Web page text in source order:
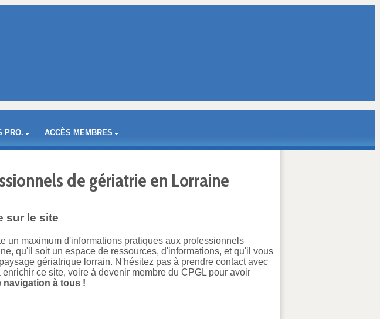
PRO. ACCÈS MEMBRES
de gériatrie en Lorraine
sur le site
un maximum d'informations pratiques aux professionnels
qu'il soit un espace de ressources, d'informations, et qu'il vous
gériatrique lorrain. N'hésitez pas à prendre contact avec
ce site, voire à devenir membre du CPGL pour avoir
navigation à tous !